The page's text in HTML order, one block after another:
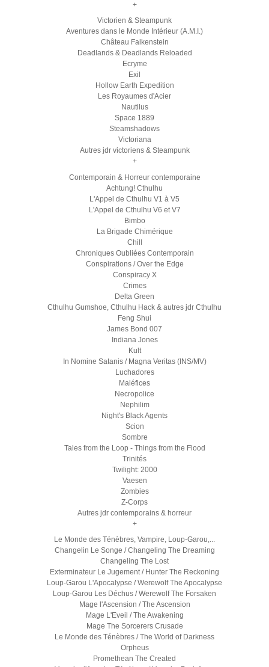
+
Victorien & Steampunk
Aventures dans le Monde Intérieur (A.M.I.)
Château Falkenstein
Deadlands & Deadlands Reloaded
Ecryme
Exil
Hollow Earth Expedition
Les Royaumes d'Acier
Nautilus
Space 1889
Steamshadows
Victoriana
Autres jdr victoriens & Steampunk
+
Contemporain & Horreur contemporaine
Achtung! Cthulhu
L'Appel de Cthulhu V1 à V5
L'Appel de Cthulhu V6 et V7
Bimbo
La Brigade Chimérique
Chill
Chroniques Oubliées Contemporain
Conspirations / Over the Edge
Conspiracy X
Crimes
Delta Green
Cthulhu Gumshoe, Cthulhu Hack & autres jdr Cthulhu
Feng Shui
James Bond 007
Indiana Jones
Kult
In Nomine Satanis / Magna Veritas (INS/MV)
Luchadores
Maléfices
Necropolice
Nephilim
Night's Black Agents
Scion
Sombre
Tales from the Loop - Things from the Flood
Trinités
Twilight: 2000
Vaesen
Zombies
Z-Corps
Autres jdr contemporains & horreur
+
Le Monde des Ténèbres, Vampire, Loup-Garou,...
Changelin Le Songe / Changeling The Dreaming
Changeling The Lost
Exterminateur Le Jugement / Hunter The Reckoning
Loup-Garou L'Apocalypse / Werewolf The Apocalypse
Loup-Garou Les Déchus / Werewolf The Forsaken
Mage l'Ascension / The Ascension
Mage L'Eveil / The Awakening
Mage The Sorcerers Crusade
Le Monde des Ténèbres / The World of Darkness
Orpheus
Promethean The Created